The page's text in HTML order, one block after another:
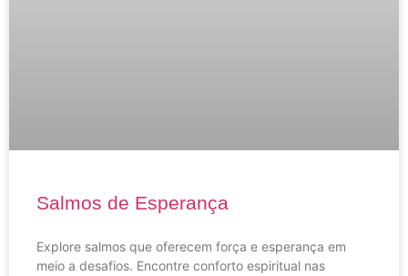
Salmos de Esperança
Explore salmos que oferecem força e esperança em
meio a desafios. Encontre conforto espiritual nas